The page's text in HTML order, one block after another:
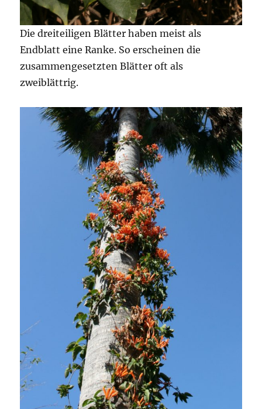
Die dreiteiligen Blätter haben meist als
Endblatt eine Ranke. So erscheinen die
zusammengesetzten Blätter oft als
zweiblättrig.